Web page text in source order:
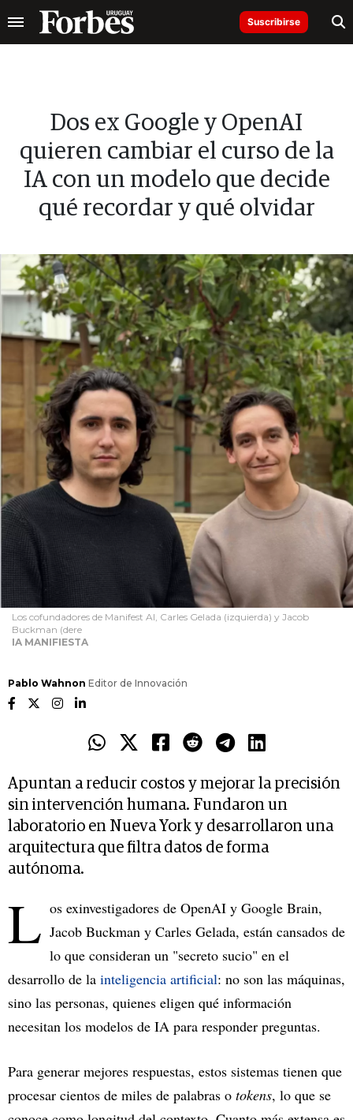
Suscribirse
Dos ex Google y OpenAI
quieren cambiar el curso de la
IA con un modelo que decide
qué recordar y qué olvidar
Los cofundadores de Manifest AI, Carles Gelada (izquierda) y Jacob
Buckman (dere
IA MANIFIESTA
Pablo Wahnon Editor de Innovación
Apuntan a reducir costos y mejorar la precisión
sin intervención humana. Fundaron un
laboratorio en Nueva York y desarrollaron una
arquitectura que filtra datos de forma
autónoma.
L os exinvestigadores de OpenAI y Google Brain,
Jacob Buckman y Carles Gelada, están cansados de
lo que consideran un "secreto sucio" en el
desarrollo de la inteligencia artificial: no son las máquinas,
sino las personas, quienes eligen qué información
necesitan los modelos de IA para responder preguntas.
Para generar mejores respuestas, estos sistemas tienen que
procesar cientos de miles de palabras o tokens, lo que se